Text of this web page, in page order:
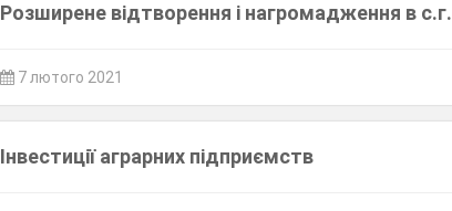
Розширене відтворення і нагромадження в с.г.
7 лютого 2021
Інвестиції аграрних підприємств